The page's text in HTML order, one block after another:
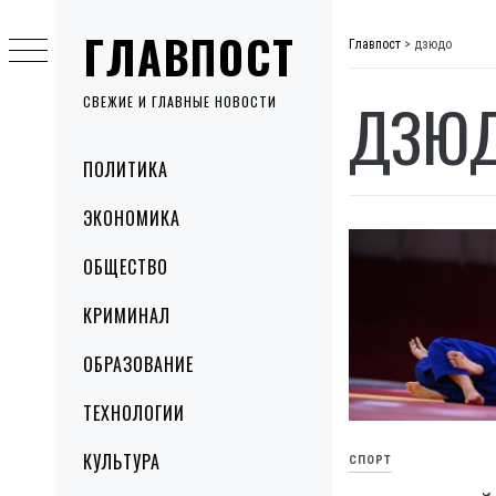
ГЛАВПОСТ
СВЕЖИЕ И ГЛАВНЫЕ НОВОСТИ
MenuПОЛИТИКА
ЭКОНОМИКА
ОБЩЕСТВО
КРИМИНАЛ
ОБРАЗОВАНИЕ
ТЕХНОЛОГИИ
КУЛЬТУРА
to
content
Главпост > дзюдо
СПОРТ